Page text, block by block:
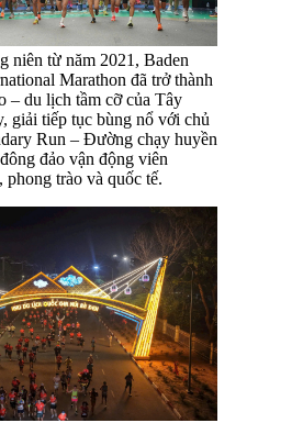
niên từ năm 2021, Baden
Marathon đã trở thành
– du lịch tầm cỡ của Tây
giải tiếp tục bùng nổ với chủ
Run – Đường chạy huyền
đảo vận động viên
phong trào và quốc tế.